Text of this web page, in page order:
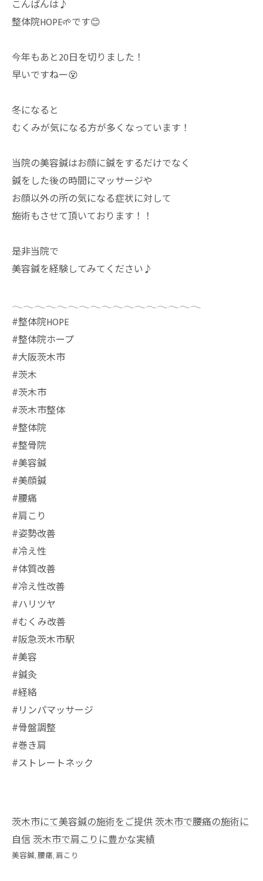
こんばんは♪
整体院HOPE🌱です😊
今年もあと20日を切りました！
早いですねー😵
冬になると
むくみが気になる方が多くなっています！
当院の美容鍼はお顔に鍼をするだけでなく
鍼をした後の時間にマッサージや
お顔以外の所の気になる症状に対して
施術もさせて頂いております！！
是非当院で
美容鍼を経験してみてください♪
𓂃𓂃𓂃𓂃𓂃𓂃𓂃𓂃𓂃𓂃𓂃𓂃𓂃𓂃𓂃𓂃𓂃
⁡#整体院HOPE
#整体院ホープ
#大阪茨木市
#茨木
#茨木市
#茨木市整体
#整体院
#整骨院
#美容鍼
#美顔鍼
#腰痛
#肩こり
#姿勢改善
#冷え性
#体質改善
#冷え性改善
#ハリツヤ
#むくみ改善
#阪急茨木市駅
⁡#美容
#鍼灸
#経絡
#リンパマッサージ
#骨盤調整
#巻き肩
#ストレートネック
茨木市にて美容鍼の施術をご提供茨木市で腰痛の施術に
自信茨木市で肩こりに豊かな実績
美容鍼 腰痛 肩こり